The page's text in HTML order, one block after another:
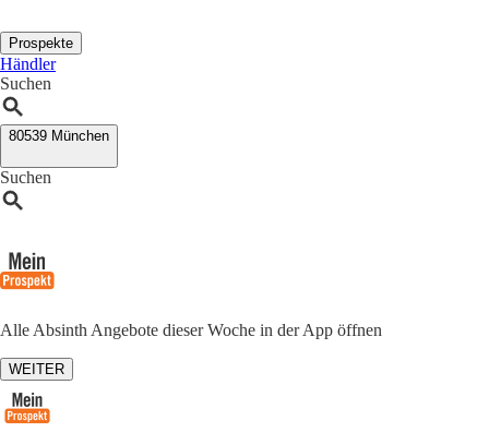
Prospekte
Händler
Suchen
80539 München
Suchen
Alle Absinth Angebote dieser Woche in der App öffnen
WEITER